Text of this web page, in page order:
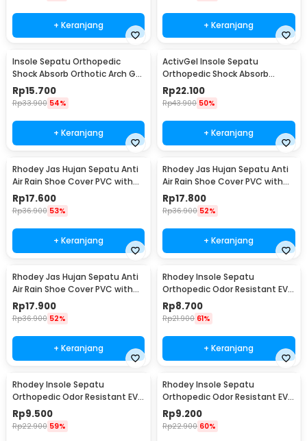
+ Keranjang + Keranjang
Insole Sepatu Orthopedic
Shock Absorb Orthotic Arch Gel
Foam L - ZYD17
Rp15.700
Rp33.900 54%
+ Keranjang
ActivGel Insole Sepatu
Orthopedic Shock Absorb
Silicone Gel S
Rp22.100
Rp43.900 50%
+ Keranjang
Rhodey Jas Hujan Sepatu Anti
Air Rain Shoe Cover PVC with
Zipper M - F-300
Rp17.600
Rp36.900 53%
+ Keranjang
Rhodey Jas Hujan Sepatu Anti
Air Rain Shoe Cover PVC with
Zipper L - F-300
Rp17.800
Rp36.900 52%
+ Keranjang
Rhodey Jas Hujan Sepatu Anti
Air Rain Shoe Cover PVC with
Zipper XL - F-300
Rp17.900
Rp36.900 52%
+ Keranjang
Rhodey Insole Sepatu
Orthopedic Odor Resistant EVA
Foam 35 - Y3Y27
Rp8.700
Rp21.900 61%
+ Keranjang
Rhodey Insole Sepatu
Orthopedic Odor Resistant EVA
Foam 37 - Y3Y27
Rp9.500
Rp22.900 59%
Rhodey Insole Sepatu
Orthopedic Odor Resistant EVA
Foam 38 - Y3Y27
Rp9.200
Rp22.900 60%